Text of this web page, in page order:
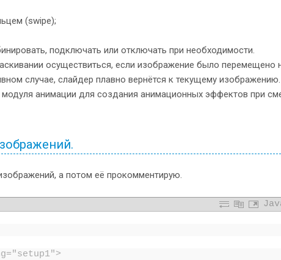
(swipe);
подключать или отключать при необходимости.
осуществиться, если изображение было перемещено
случае, слайдер плавно вернётся к текущему изображению.
анимации для создания анимационных эффектов при
а потом её прокомментирую.